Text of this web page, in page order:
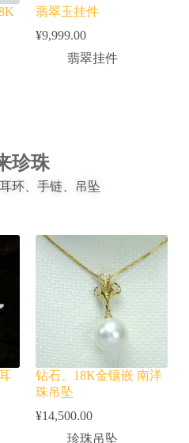
翡翠玉挂件
¥9,999.00
翡翠挂件
珍珠
环、手链、吊坠
钻石、18K金镶嵌 南洋
珠吊坠
¥14,500.00
珍珠吊坠